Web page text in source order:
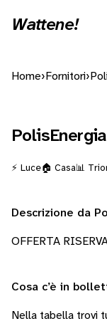
Wattene!
Home› Fornitori›
PolisEnergia
⚡ Luce🏠 Casa📊
Descrizione da
OFFERTA
Cosa c’è in
Nella tabella trovi